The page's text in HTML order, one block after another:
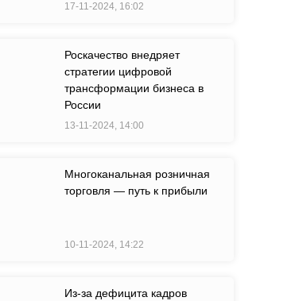
17-11-2024, 16:02
Роскачество внедряет
стратегии цифровой
трансформации бизнеса в
России
13-11-2024, 14:00
Многоканальная розничная
торговля — путь к прибыли
10-11-2024, 14:22
Из-за дефицита кадров